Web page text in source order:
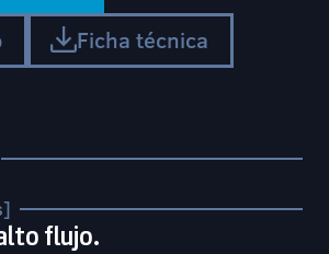
Ficha técnica
flujo.